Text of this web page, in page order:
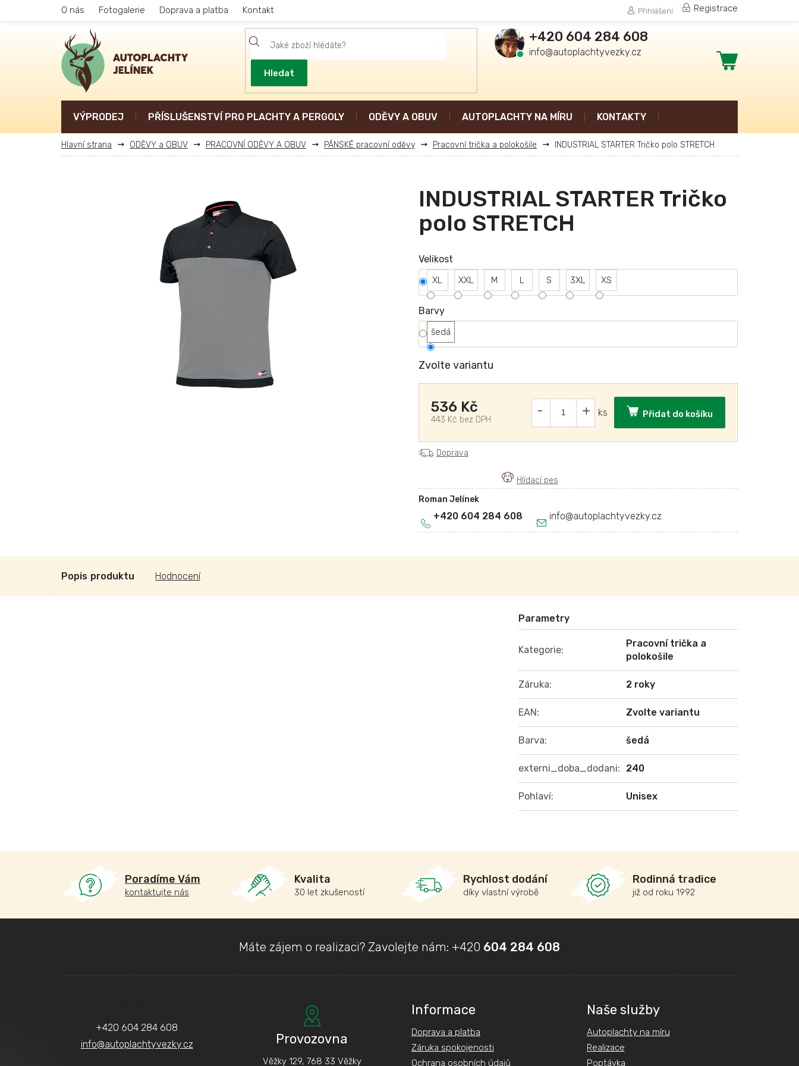
O nás Fotogalerie Doprava a platba Kontakt Registrace
Přihlášení
Hledat
+420 604 284 608
info@autoplachtyvezky.cz
Nákupní
VÝPRODEJ PŘÍSLUŠENSTVÍ PRO PLACHTY A PERGOLY ODĚVY A OBUV AUTOPLACHTY NA MÍRU KONTAKTY
ODĚVY a OBUV PRACOVNÍ ODĚVY A OBUV PÁNSKÉ pracovní oděvy Pracovní trička a polokošile INDUSTRIAL STARTER Tričko polo STRETCH
Zvolte variantu
Velikost
XL XXL M L S 3XL XS
Barvy
šedá
536 Kč
443 Kč bez DPH
Přidat do košíku
INDUSTRIAL STARTER Tričko
polo STRETCH
Roman Jelínek
info@autoplachtyvezky.cz
+420 604 284 608
Doprava
Poradíme Vám
kontaktujte nás
Kvalita
30 let zkušeností
Rychlost dodání
díky vlastní výrobě
Rodinná tradice
již od roku 1992
Popis Hodnocení
Kategorie:
Pracovní trička a
polokošile
Záruka: 2 roky
EAN: Zvolte variantu
Barva: šedá
externi_doba_dodani: 240
Pohlaví: Unisex
Máte zájem o realizaci? Zavolejte nám: +420 604 284 608
info@autoplachtyvezky.cz
+420 604 284 608
Provozovna
Věžky 129, 768 33 Věžky
Informace
Doprava a platba
Záruka spokojenosti
Ochrana osobních údajů
Naše služby
Autoplachty na míru
Realizace
Poptávka